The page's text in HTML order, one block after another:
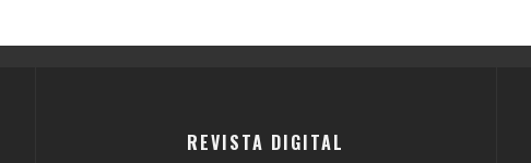
REVISTA DIGITAL